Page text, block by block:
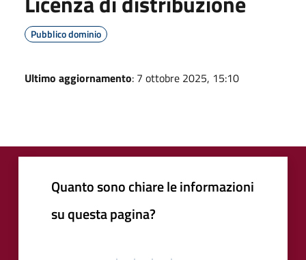
Pubblico dominio
Ultimo aggiornamento: 7 ottobre 2025, 15:10
Quanto sono chiare le informazioni
su questa pagina?